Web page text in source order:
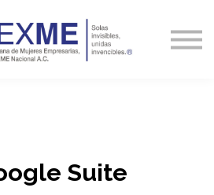
y Noticias
Suite